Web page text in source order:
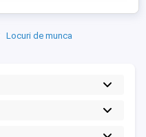
Locuri de munca